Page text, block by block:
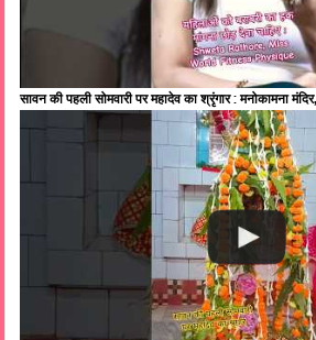
सावन की पहली सोमवारी पर महादेव का श्रृंगार : मनोकामना